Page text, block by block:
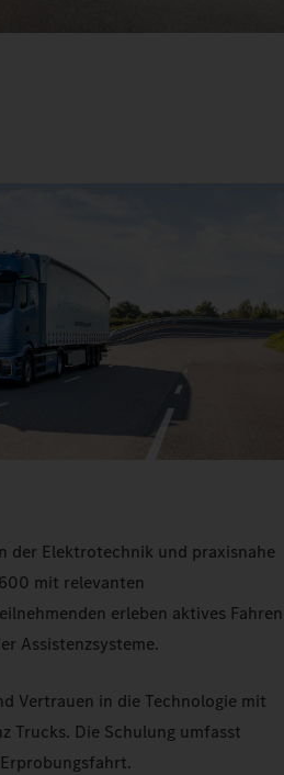
der Elektrotechnik und praxisnahe
mit relevanten
erleben aktives Fahren
Assistenzsysteme.
Vertrauen in die Technologie mit
Trucks. Die Schulung umfasst